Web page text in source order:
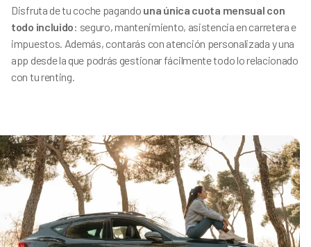
Disfruta de tu coche pagando una única cuota mensual con
todo incluido: seguro, mantenimiento, asistencia en carretera e
impuestos. Además, contarás con atención personalizada y una
app desde la que podrás gestionar fácilmente todo lo relacionado
con tu renting.